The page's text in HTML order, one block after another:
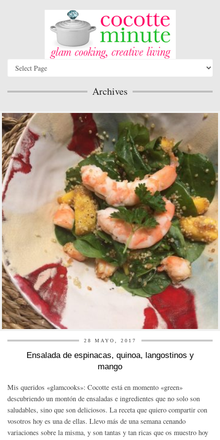
Archives
28 MAYO, 2017
Ensalada de espinacas, quinoa, langostinos y
mango
Mis queridos «glamcooks»: Cocotte está en momento «green»
descubriendo un montón de ensaladas e ingredientes que no solo son
saludables, sino que son deliciosos. La receta que quiero compartir con
vosotros hoy es una de ellas. Llevo más de una semana cenando
variaciones sobre la misma, y son tantas y tan ricas que os muestro hoy